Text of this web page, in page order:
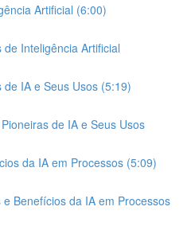
Artificial (6:00)
de Inteligência Artificial
IA e Seus Usos (5:19)
de IA e Seus Usos
da IA em Processos (5:09)
e Benefícios da IA em Processos